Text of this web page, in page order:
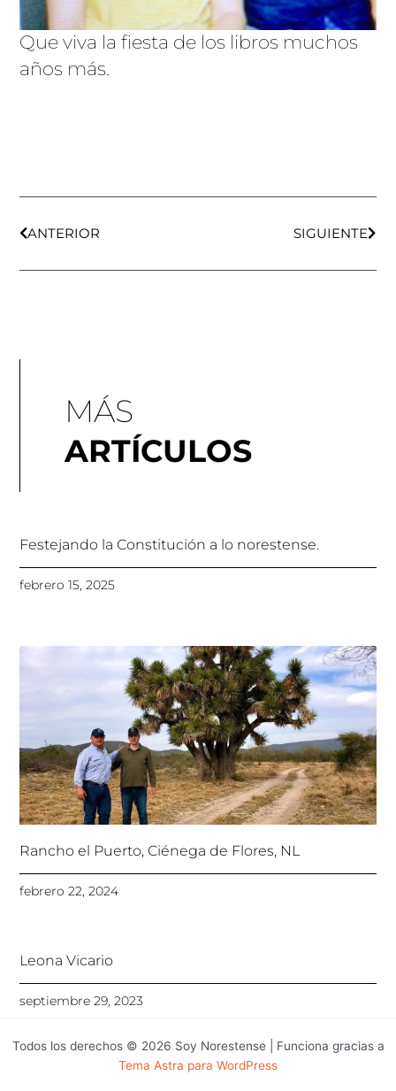
Que viva la fiesta de los libros muchos
años más.
ANTERIOR
SIGUIENTE
MÁS
ARTÍCULOS
Festejando la Constitución a lo norestense.
febrero 15, 2025
Rancho el Puerto, Ciénega de Flores, NL
febrero 22, 2024
Leona Vicario
septiembre 29, 2023
Todos los derechos © 2026 Soy Norestense | Funciona gracias a
Tema Astra para WordPress